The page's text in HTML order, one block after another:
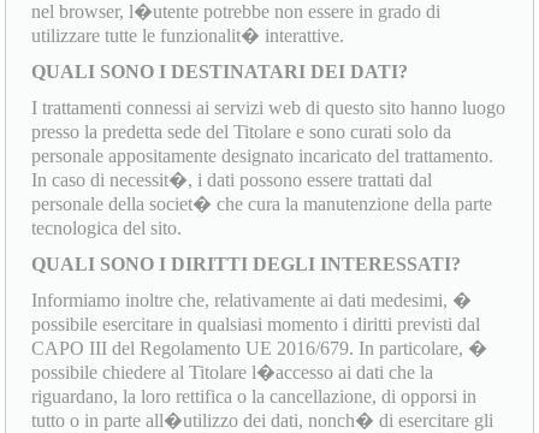
nel browser, l�utente potrebbe non essere in grado di
utilizzare tutte le funzionalit� interattive.
QUALI SONO I DESTINATARI DEI DATI?
I trattamenti connessi ai servizi web di questo sito hanno luogo
presso la predetta sede del Titolare e sono curati solo da
personale appositamente designato incaricato del trattamento.
In caso di necessit�, i dati possono essere trattati dal
personale della societ� che cura la manutenzione della parte
tecnologica del sito.
QUALI SONO I DIRITTI DEGLI INTERESSATI?
Informiamo inoltre che, relativamente ai dati medesimi, �
possibile esercitare in qualsiasi momento i diritti previsti dal
CAPO III del Regolamento UE 2016/679. In particolare, �
possibile chiedere al Titolare l�accesso ai dati che la
riguardano, la loro rettifica o la cancellazione, di opporsi in
tutto o in parte all�utilizzo dei dati, nonch� di esercitare gli